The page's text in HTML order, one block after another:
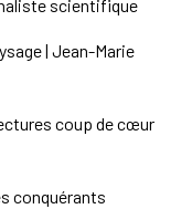
scientifique
| Jean-Marie
coup de cœur
conquérants